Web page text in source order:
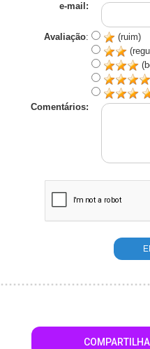
e-mail:
Avaliação:
(ruim)
Comentários: